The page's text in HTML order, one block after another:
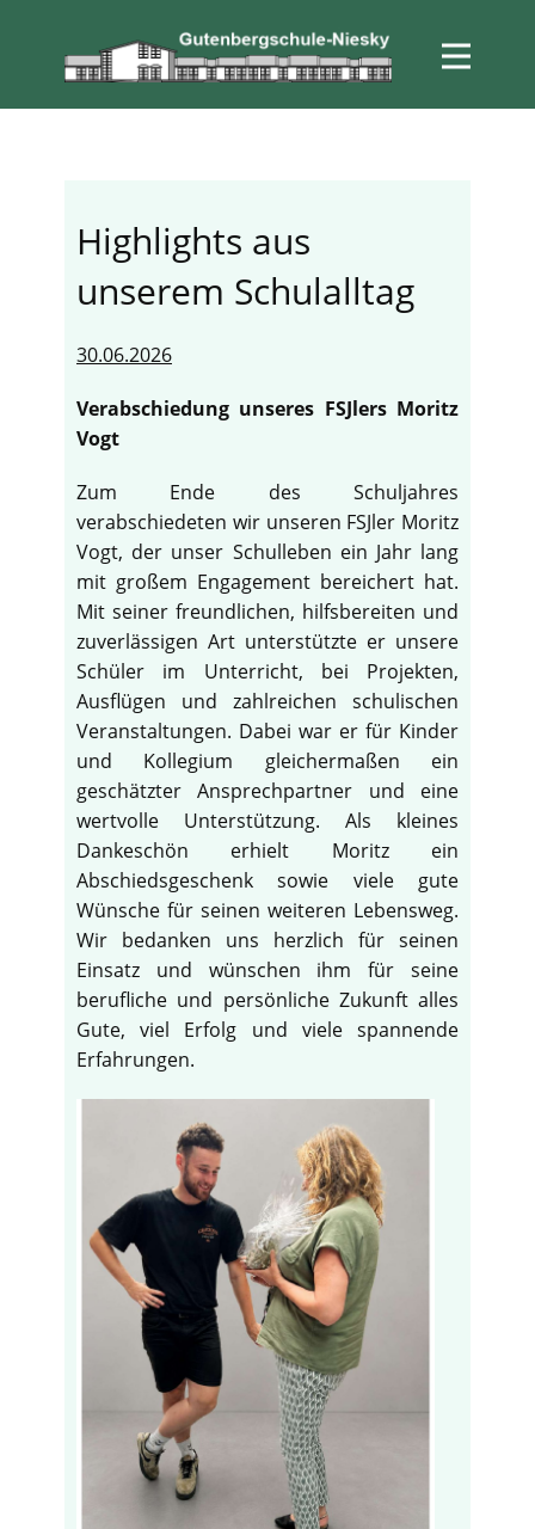
Highlights aus
unserem Schulalltag
30.06.2026
Verabschiedung unseres FSJlers Moritz
Vogt
Zum Ende des Schuljahres
verabschiedeten wir unseren FSJler Moritz
Vogt, der unser Schulleben ein Jahr lang
mit großem Engagement bereichert hat.
Mit seiner freundlichen, hilfsbereiten und
zuverlässigen Art unterstützte er unsere
Schüler im Unterricht, bei Projekten,
Ausflügen und zahlreichen schulischen
Veranstaltungen. Dabei war er für Kinder
und Kollegium gleichermaßen ein
geschätzter Ansprechpartner und eine
wertvolle Unterstützung. Als kleines
Dankeschön erhielt Moritz ein
Abschiedsgeschenk sowie viele gute
Wünsche für seinen weiteren Lebensweg.
Wir bedanken uns herzlich für seinen
Einsatz und wünschen ihm für seine
berufliche und persönliche Zukunft alles
Gute, viel Erfolg und viele spannende
Erfahrungen.